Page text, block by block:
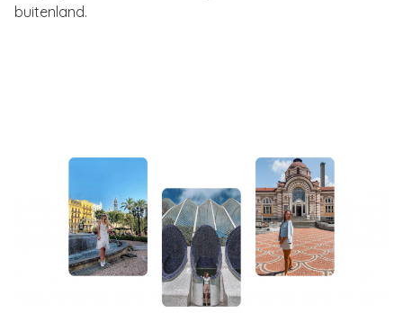
buitenland.